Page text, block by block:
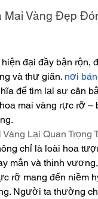
Mai Vàng Đẹp
đại đầy bận rộn,
và thư giãn. nơi
để tìm lại sự cân
mai vàng rực rỡ
Lại Quan Trọng
chỉ là loài hoa
mắn và thịnh
rỡ mang đến niềm
Người ta thường